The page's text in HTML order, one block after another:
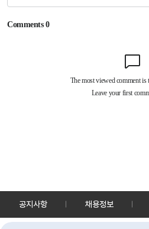
공지사항 채용정보